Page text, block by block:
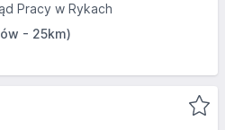
Pracy w Rykach
- 25km)